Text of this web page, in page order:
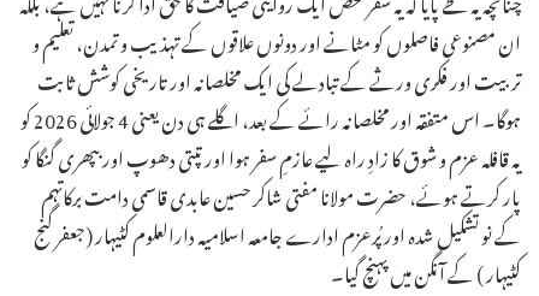
ان مصنوعی فاصلوں کو مٹانے اور دونوں علاقوں کے تہذیب و تمدن، تعلیم و
تربیت اور فکری ورثے کے تبادلے کی ایک مخلصانہ اور تاریخی کوشش ثابت
ہوگا۔ اس متفقہ اور مخلصانہ رائے کے بعد، اگلے ہی دن یعنی 4 جولائی 2026 کو
یہ قافلہ عزم و شوق کا زادِ راہ لیے عازمِ سفر ہوا اور تپتی دھوپ اور بپھری گنگا کو
پار کرتے ہوئے، حضرت مولانا مفتی شاکر حسین عابدی قاسمی دامت برکاتہم
کے نو تشکیل شدہ اور پُرعزم ادارے جامعہ اسلامیہ دارالعلوم کٹیہار (جعفر گنج
کٹیہار ) کے آنگن میں پہنچ گیا۔